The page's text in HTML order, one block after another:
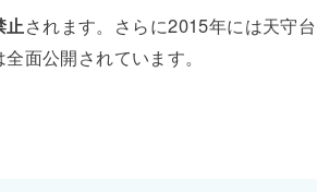
止されます。さらに2015年には天守台
面公開されています。